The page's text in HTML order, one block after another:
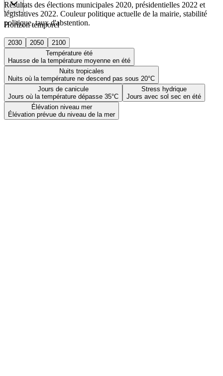
Horizon temporel
2030 2050
2100
Température été
Hausse de la température moyenne en été
Nuits tropicales
Nuits où la température ne descend pas sous 20°C
Jours de canicule
Jours où la température dépasse 35°C
Stress hydrique
Jours avec sol sec en été
Élévation niveau mer
Élévation prévue du niveau de la mer
Résultats des élections municipales 2020, présidentielles 2022 et
législatives 2022. Couleur politique actuelle de la mairie, stabilité
politique, taux d'abstention.